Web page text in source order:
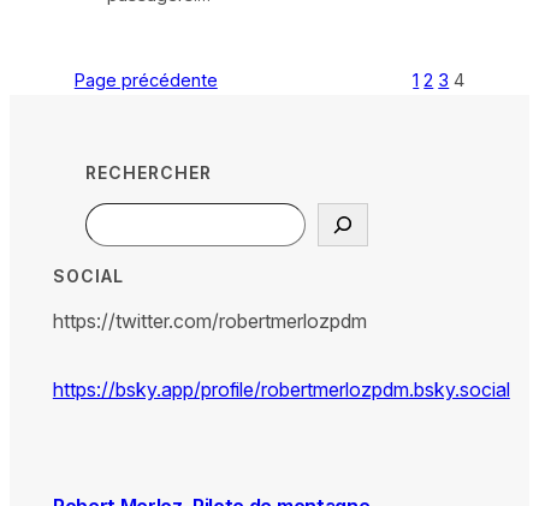
Page précédente 1 2 3 4
RECHERCHER
Search
SOCIAL
https://twitter.com/robertmerlozpdm
https://bsky.app/profile/robertmerlozpdm.bsky.social